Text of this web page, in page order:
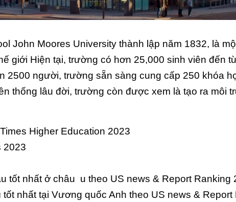
John Moores University thành lập năm 1832, là
giới Hiện tại, trường có hơn 25,000 sinh viên đến
2500 người, trường sẵn sàng cung cấp 250 khóa
thống lâu đời, trường còn được xem là tạo ra môi
Higher Education 2023
2023
tốt nhất ở châu u theo US news & Report Ranking
nhất tại Vương quốc Anh theo US news & Report